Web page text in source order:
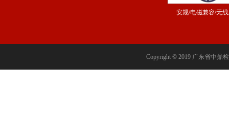
安规/电磁兼容/无
Copyright © 2019 广东省中鼎